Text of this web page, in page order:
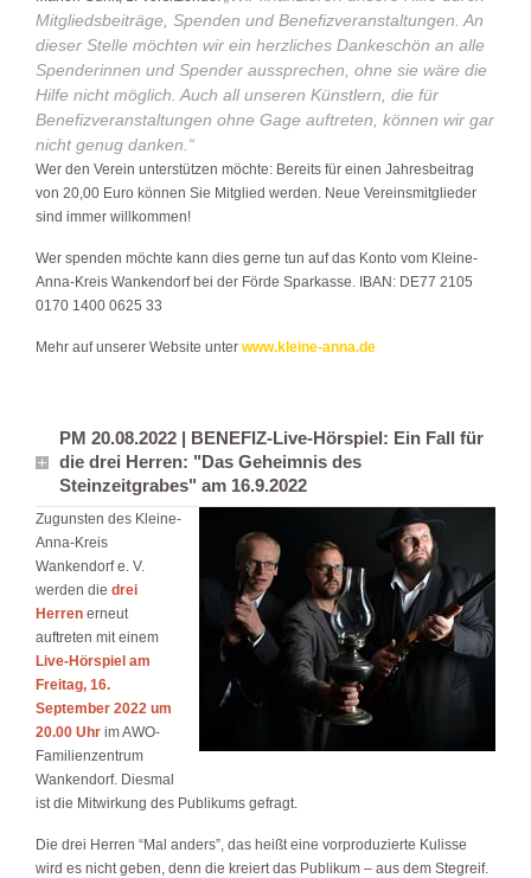
Mitgliedsbeiträge, Spenden und Benefizveranstaltungen. An
dieser Stelle möchten wir ein herzliches Dankeschön an alle
Spenderinnen und Spender aussprechen, ohne sie wäre die
Hilfe nicht möglich. Auch all unseren Künstlern, die für
Benefizveranstaltungen ohne Gage auftreten, können wir gar
nicht genug danken.“
Wer den Verein unterstützen möchte: Bereits für einen Jahresbeitrag
von 20,00 Euro können Sie Mitglied werden. Neue Vereinsmitglieder
sind immer willkommen!
Wer spenden möchte kann dies gerne tun auf das Konto vom Kleine-
Anna-Kreis Wankendorf bei der Förde Sparkasse. IBAN: DE77 2105
0170 1400 0625 33
Mehr auf unserer Website unter www.kleine-anna.de
PM 20.08.2022 | BENEFIZ-Live-Hörspiel: Ein Fall für
die drei Herren: "Das Geheimnis des
Steinzeitgrabes" am 16.9.2022
Zugunsten des Kleine-
Anna-Kreis
Wankendorf e. V.
werden die drei
Herren erneut
auftreten mit einem
Live-Hörspiel am
Freitag, 16.
September 2022 um
20.00 Uhr im AWO-
Familienzentrum
Wankendorf. Diesmal
ist die Mitwirkung des Publikums gefragt.
Die drei Herren “Mal anders”, das heißt eine vorproduzierte Kulisse
wird es nicht geben, denn die kreiert das Publikum – aus dem Stegreif.